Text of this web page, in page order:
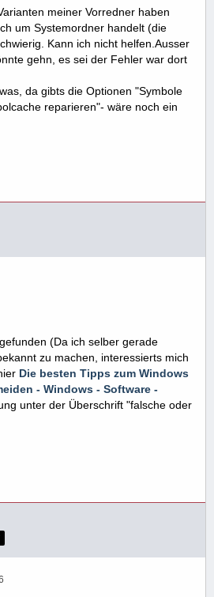
meiner Vorredner haben
um Systemordner handelt (die
Kann ich nicht helfen.Ausser
gehn, es sei der Fehler war dort
da gibts die Optionen "Symbole
reparieren"- wäre noch ein
(Da ich selber gerade
zu machen, interessierts mich
Die besten Tipps zum Windows
- Windows - Software -
unter der Überschrift "falsche oder